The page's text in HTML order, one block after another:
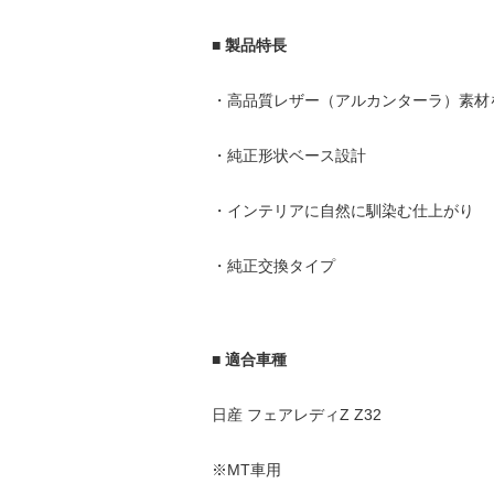
■ 製品特長
・高品質レザー（アルカンターラ）素材
・純正形状ベース設計
・インテリアに自然に馴染む仕上がり
・純正交換タイプ
■ 適合車種
日産 フェアレディZ Z32
※MT車用